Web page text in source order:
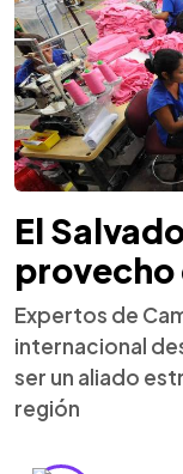
El
Expertos de
internacional
ser un aliado
región